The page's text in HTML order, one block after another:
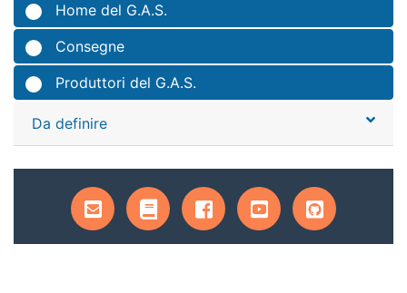
Home del G.A.S.
Consegne
Produttori del G.A.S.
Da definire